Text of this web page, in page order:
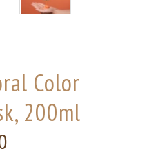
Color
200ml